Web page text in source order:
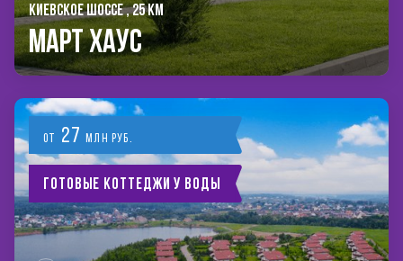
КИЕВСКОЕ ШОССЕ , 25 КМ
Март Хаус
от 27млн руб.
Готовые коттеджи у воды